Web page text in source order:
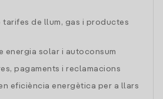
de llum, gas i productes
energia solar i autoconsum
pagaments i reclamacions
eficiència energètica per a llars